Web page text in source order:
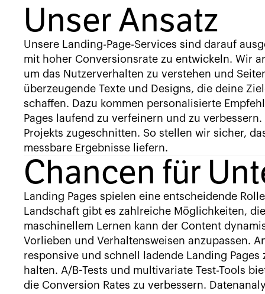
Unser Ansatz
Unsere Landing-Page-Services sind darauf
mit hoher Conversionsrate zu entwickeln. Wir
um das Nutzerverhalten zu verstehen und
überzeugende Texte und Designs, die deine
schaffen. Dazu kommen personalisierte
Pages laufend zu verfeinern und zu
Projekts zugeschnitten. So stellen wir sicher,
messbare Ergebnisse liefern.
Chancen für
Landing Pages spielen eine entscheidende
Landschaft gibt es zahlreiche Möglichkeiten,
maschinellem Lernen kann der Content
Vorlieben und Verhaltensweisen anzupassen.
responsive und schnell ladende Landing
halten. A/B-Tests und multivariate Test-Tools
die Conversion Rates zu verbessern.